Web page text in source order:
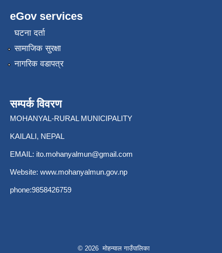
eGov services
घटना दर्ता
सामाजिक सुरक्षा
नागरिक वडापत्र
सम्पर्क विवरण
MOHANYAL-RURAL MUNICIPALITY
KAILALI, NEPAL
EMAIL: ito.mohanyalmun@gmail.com
Website: www.mohanyalmun.gov.np
phone:9858426759
© 2026 मोहन्याल गाउँपालिका